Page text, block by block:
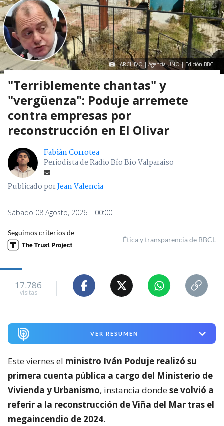
ARCHIVO | Agencia UNO | Edición BBCL
"Terriblemente chantas" y
"vergüenza": Poduje arremete
contra empresas por
reconstrucción en El Olivar
Fabián Corrotea
Periodista de Radio Bío Bío Valparaíso
Publicado porJean Valencia
Sábado 08 Agosto, 2026 | 00:00
Seguimos criterios de
Ética y transparencia de BBCL
17.786
visitas
VER RESUMEN
Este viernes el ministro Iván Poduje realizó su
primera cuenta pública a cargo del Ministerio de
Vivienda y Urbanismo, instancia dondese volvió a
referir a la reconstrucción de Viña del Mar tras el
megaincendio de 2024.